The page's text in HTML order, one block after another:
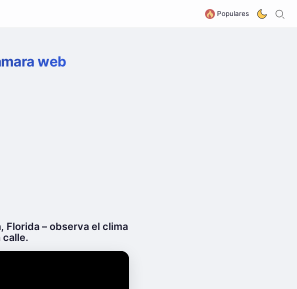
Populares
web
Florida – observa el clima
calle.